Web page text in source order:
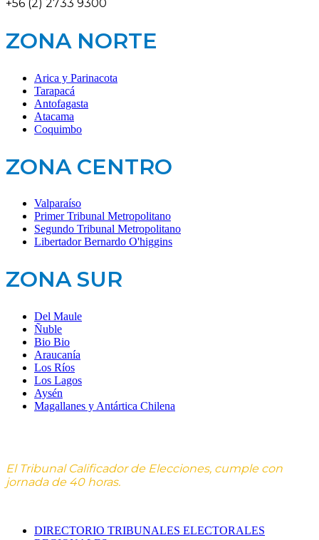
+56 (2) 2733 9300
ZONA NORTE
Arica y Parinacota
Tarapacá
Antofagasta
Atacama
Coquimbo
ZONA CENTRO
Valparaíso
Primer Tribunal Metropolitano
Segundo Tribunal Metropolitano
Libertador Bernardo O'higgins
ZONA SUR
Del Maule
Ñuble
Bio Bio
Araucanía
Los Ríos
Los Lagos
Aysén
Magallanes y Antártica Chilena
El Tribunal Calificador de Elecciones, cumple con
jornada de 40 horas.
DIRECTORIO TRIBUNALES ELECTORALES